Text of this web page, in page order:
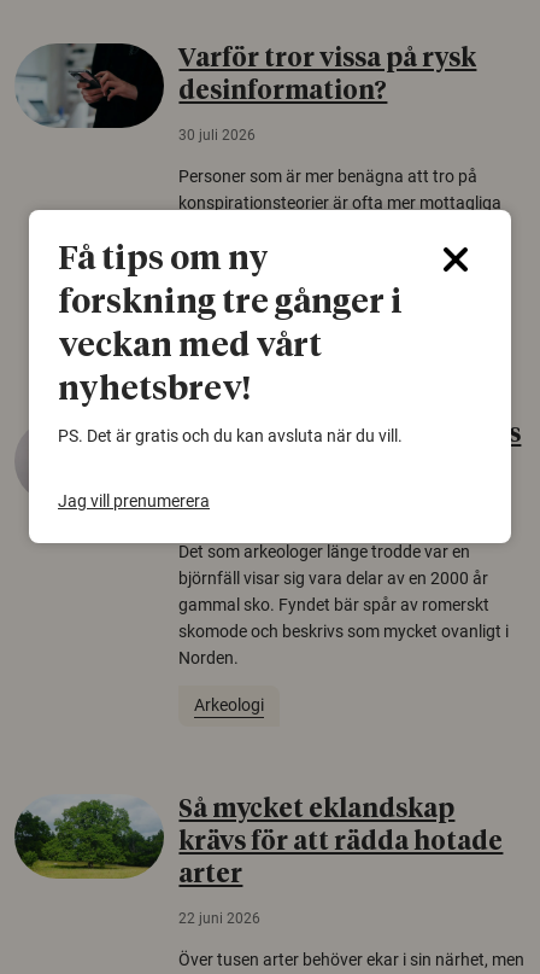
Varför tror vissa på rysk
desinformation?
30 juli 2026
Personer som är mer benägna att tro på
konspirationsteorier är ofta mer mottagliga
från Försvarshögskolan med deltagare i fyra
europeiska länder.
Säkerhetspolitik
Gammalt skinn var Sveriges
22 juni 2026
Det som arkeologer länge trodde var en
björnfäll visar sig vara delar av en 2000 år
gammal sko. Fyndet bär spår av romerskt
skomode och beskrivs som mycket ovanligt i
Norden.
Arkeologi
Så mycket eklandskap
krävs för att rädda hotade
arter
22 juni 2026
Över tusen arter behöver ekar i sin närhet, men
Få tips om ny
forskning tre gånger i
veckan med vårt
nyhetsbrev!
PS. Det är gratis och du kan avsluta när du vill.
Jag vill prenumerera